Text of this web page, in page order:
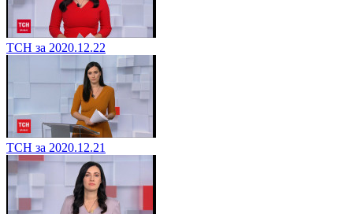
ТСН за 2020.12.22
ТСН за 2020.12.21